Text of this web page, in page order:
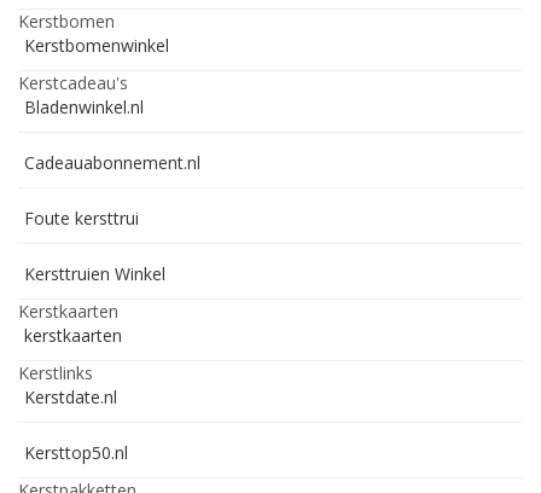
Kerstbomen
Kerstbomenwinkel
Kerstcadeau's
Bladenwinkel.nl
Cadeauabonnement.nl
Foute kersttrui
Kersttruien Winkel
Kerstkaarten
kerstkaarten
Kerstlinks
Kerstdate.nl
Kersttop50.nl